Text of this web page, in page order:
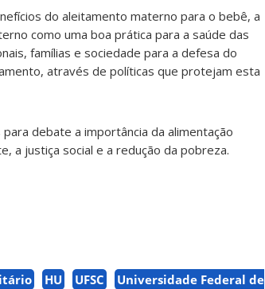
do aleitamento materno para o bebê, a
como uma boa prática para a saúde das
famílias e sociedade para a defesa do
através de políticas que protejam esta
debate a importância da alimentação
a justiça social e a redução da pobreza.
HU UFSC
Universidade Federal de